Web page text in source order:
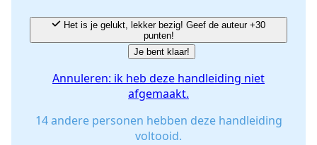
punten!
Je bent klaar!
Annuleren: ik heb deze handleiding niet
afgemaakt.
14 andere personen hebben deze handleiding
voltooid.